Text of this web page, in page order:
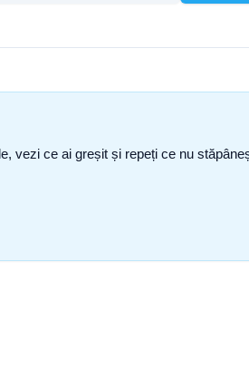
vezi ce ai greșit și repeți ce nu